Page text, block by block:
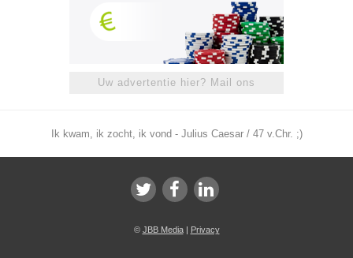
Uw advertentie hier? Mail ons
Ik kwam, ik zocht, ik vond - Julius Caesar / 47 v.Chr. ;)
© JBB Media| Privacy